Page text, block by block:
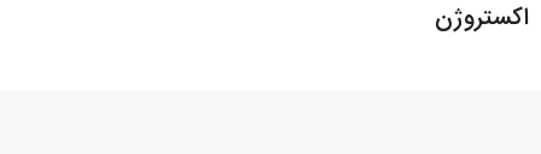
اکستروژن